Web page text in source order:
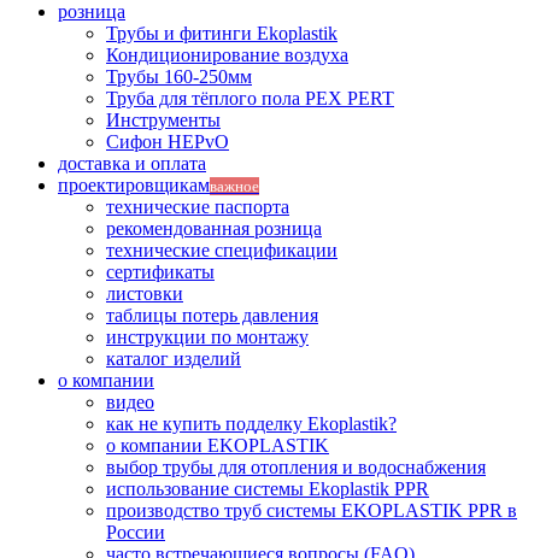
розница
Трубы и фитинги Ekoplastik
Кондиционирование воздуха
Трубы 160-250мм
Труба для тёплого пола PEX PERT
Инструменты
Сифон HEPvO
доставка и оплата
проектировщикамважное
технические паспорта
рекомендованная розница
технические спецификации
сертификаты
листовки
таблицы потерь давления
инструкции по монтажу
каталог изделий
о компании
видео
как не купить подделку Ekoplastik?
о компании EKOPLASTIK
выбор трубы для отопления и водоснабжения
использование системы Ekoplastik PPR
производство труб системы EKOPLASTIK PPR в
России